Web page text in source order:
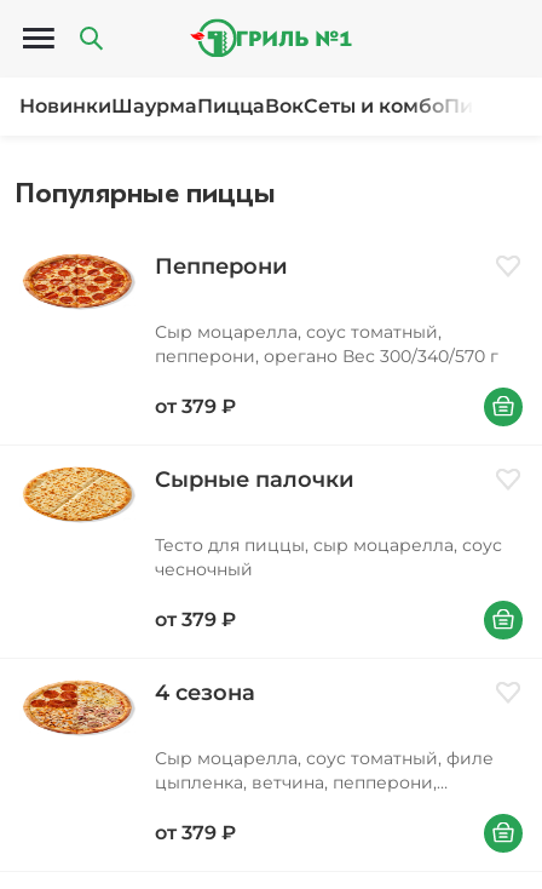
Открыть меню
НовинкиШаурмаПиццаВокСеты и комбоПироги
Популярные пиццы
Пепперони
Сыр моцарелла, соус томатный,
пепперони, орегано Вес 300/340/570 г
от 379 ₽ В
Сырные палочки
Тесто для пиццы, сыр моцарелла, соус
чесночный
от 379 ₽ В
4 сезона
Сыр моцарелла, соус томатный, филе
цыпленка, ветчина, пепперони,
300/350/530 г
от 379 ₽ В